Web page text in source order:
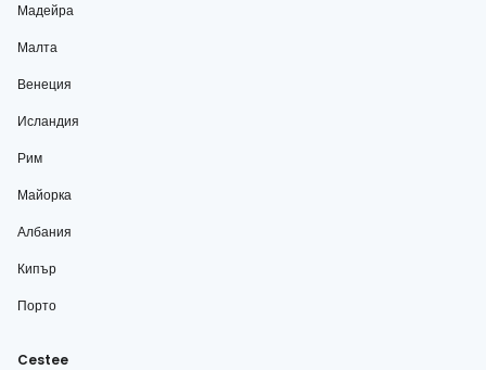
Мадейра
Малта
Венеция
Исландия
Рим
Майорка
Албания
Кипър
Порто
Cestee